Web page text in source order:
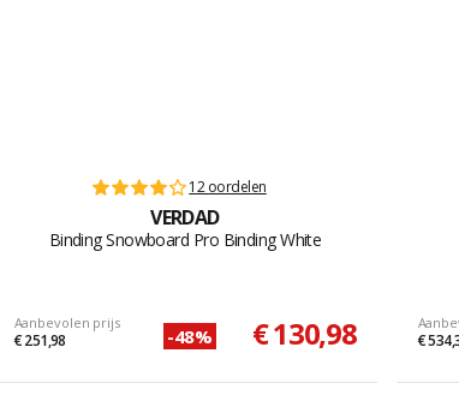
12 oordelen
VERDAD
Binding Snowboard Pro Binding White
Aanbevolen prijs
€ 251,98 -48% € 130,98 €